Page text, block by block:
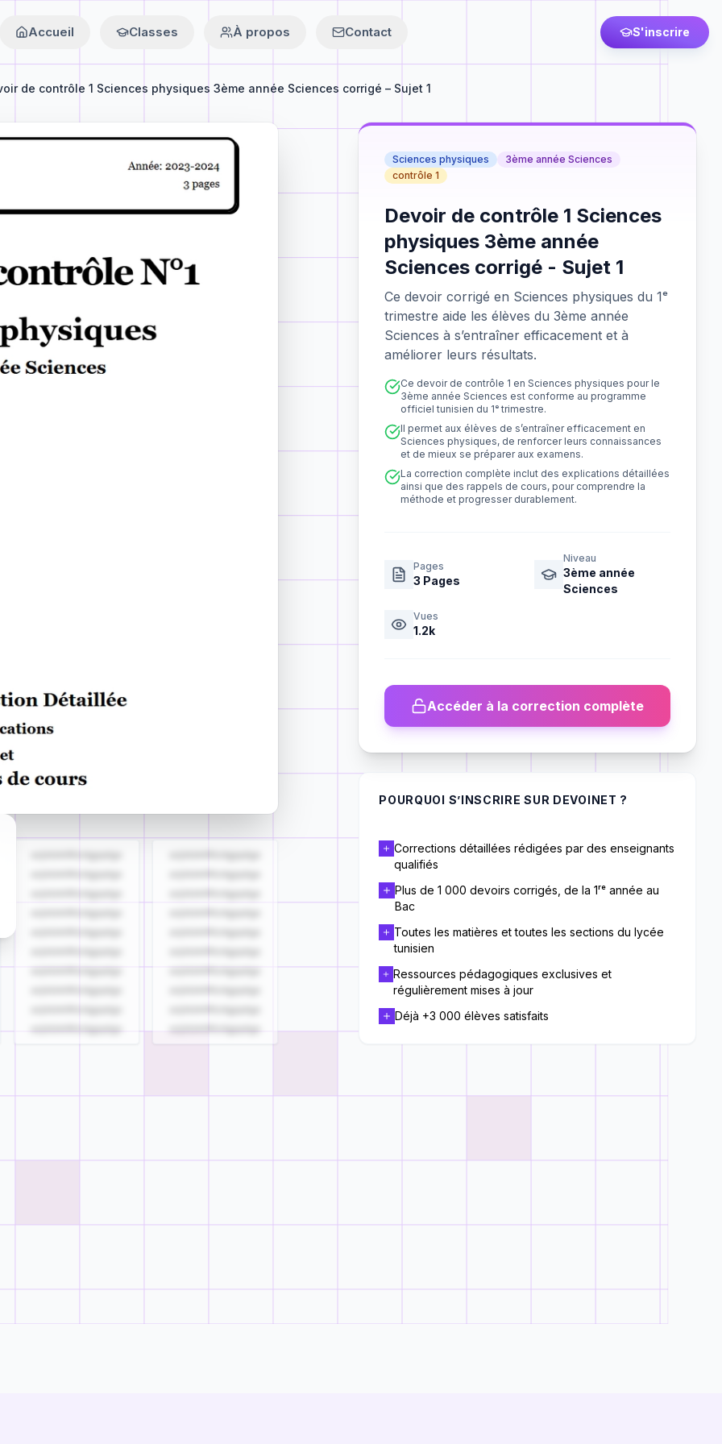
Accueil Classes À propos Contact S'inscrire
de contrôle 1 Sciences physiques 3ème année Sciences corrigé – Sujet 1
azjldzklllllzdgjqdgs
azjldzklllllzdgjqdgs
Sciences physiques
3ème année Sciences
contrôle 1
Devoir de contrôle 1 Sciences
physiques 3ème année
Sciences corrigé - Sujet 1
Ce devoir corrigé en Sciences physiques du 1ᵉ
trimestre aide les élèves du 3ème année
Sciences à s’entraîner efficacement et à
améliorer leurs résultats.
Ce devoir de contrôle 1 en Sciences physiques pour le
3ème année Sciences est conforme au programme
officiel tunisien du 1ᵉ trimestre.
Il permet aux élèves de s’entraîner efficacement en
Sciences physiques, de renforcer leurs connaissances
et de mieux se préparer aux examens.
La correction complète inclut des explications détaillées
ainsi que des rappels de cours, pour comprendre la
méthode et progresser durablement.
Pages
3 Pages
Niveau
3ème année
Sciences
Vues
1.2k
Accéder à la correction complète
POURQUOI S’INSCRIRE SUR DEVOINET ?
Corrections détaillées rédigées par des enseignants
qualifiés
Plus de 1 000 devoirs corrigés, de la 1ʳᵉ année au
Bac
Toutes les matières et toutes les sections du lycée
tunisien
Ressources pédagogiques exclusives et
régulièrement mises à jour
Déjà +3 000 élèves satisfaits